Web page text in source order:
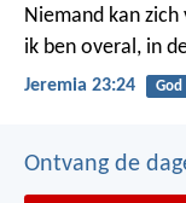
Niemand kan
ik ben overal, in
Jeremia 23:24 God
Ontvang de